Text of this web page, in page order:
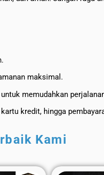
maksimal.
memudahkan
kredit, hingga
Kami